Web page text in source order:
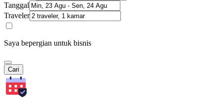
Tanggal
Traveler
Saya bepergian untuk bisnis
Cari